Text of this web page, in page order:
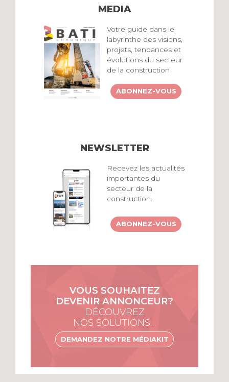
MEDIA
Votre guide dans le
labyrinthe des visions,
projets, tendances et
évolutions du secteur
de la construction
ABONNEZ-VOUS
NEWSLETTER
Recevez les actualités
importantes du
secteur de la
construction.
ABONNEZ-VOUS
VOUS SOUHAITEZ
DEVENIR ANNONCEUR?
DÉCOUVREZ
NOS SOLUTIONS…
DEMANDEZ NOTRE MÉDIAKIT